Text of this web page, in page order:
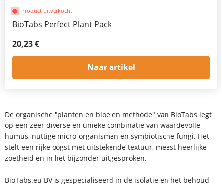
Product uitverkocht
BioTabs Perfect Plant Pack
20,23 €
Naar artikel
De organische "planten en bloeien methode" van BioTabs legt
op een zeer diverse en unieke combinatie van waardevolle
humus, nuttige micro-organismen en symbiotische fungi. Het
stelt een rijke oogst met uitstekende textuur, meest heerlijke
zoetheid en in het bijzonder uitgesproken.
BioTabs.eu BV is gespecialiseerd in de isolatie en het behoud